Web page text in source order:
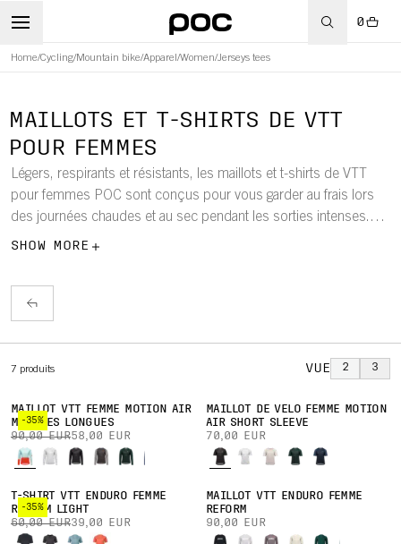
0
Home/Cycling/Mountain bike/Apparel /Women/Jerseys tees
MAILLOTS ET T-SHIRTS DE VTT
POUR FEMMES
Légers, respirants et résistants, les maillots et t-shirts de VTT
pour femmes POC sont conçus pour vous garder au frais lors
des journées chaudes et au sec pendant les sorties intenses.
Conçus pour offrir confort et liberté de mouvement, ils se
SHOW MORE
7 produits VUE 2 3
-35%
MAILLOT VTT FEMME MOTION AIR
MANCHES LONGUES
90,00 EUR58,00 EUR
MAILLOT DE VÉLO FEMME MOTION
AIR SHORT SLEEVE
70,00 EUR
-35%
T-SHIRT VTT ENDURO FEMME
REFORM LIGHT
60,00 EUR39,00 EUR
MAILLOT VTT ENDURO FEMME
REFORM
90,00 EUR